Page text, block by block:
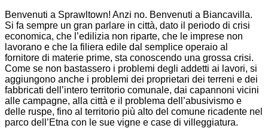
Benvenuti a Sprawltown! Anzi no. Benvenuti a Biancavilla.
Si fa sempre un gran parlare in città, dato il periodo di crisi
economica, che l’edilizia non riparte, che le imprese non
lavorano e che la filiera edile dal semplice operaio al
fornitore di materie prime, sta conoscendo una grossa crisi.
Come se non bastassero i problemi degli addetti ai lavori, si
aggiungono anche i problemi dei proprietari dei terreni e dei
fabbricati dell’intero territorio comunale, dai capannoni vicini
alle campagne, alla città e il problema dell’abusivismo e
delle ruspe, fino al territorio più alto del comune ricadente nel
parco dell’Etna con le sue vigne e case di villeggiatura.